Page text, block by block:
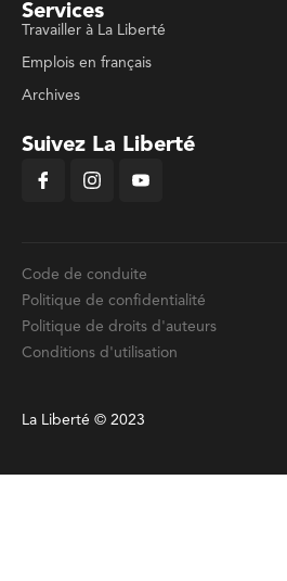
Services
Travailler à La Liberté
Emplois en français
Archives
Suivez La Liberté
Code de conduite
Politique de confidentialité
Politique de droits d'auteurs
Conditions d'utilisation
La Liberté © 2023